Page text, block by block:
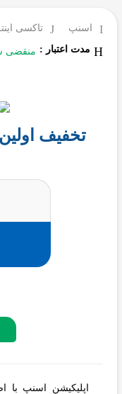
اسنپ
تاکسی
مدت اعتبار : منقضی
تخفیف
اپلیکیشن اسنپ